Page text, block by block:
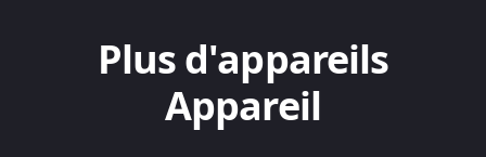
Plus d'appareils
Appareil